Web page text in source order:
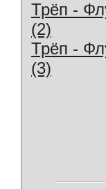
Трёп -
(2)
Трёп -
(3)